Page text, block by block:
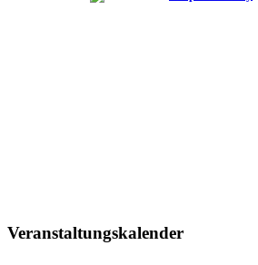
Veranstaltungskalender